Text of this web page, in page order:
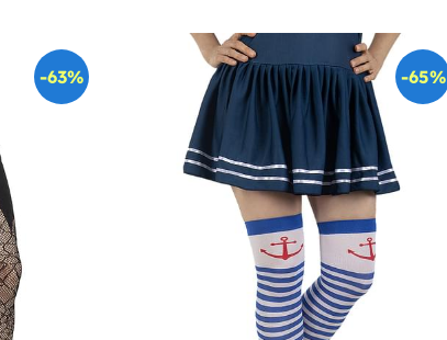
-63% -65%